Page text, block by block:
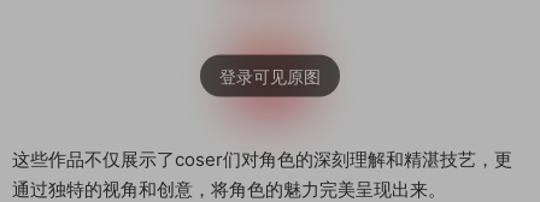
这些作品不仅展示了coser们对角色的深刻理解和精湛技艺，更
通过独特的视角和创意，将角色的魅力完美呈现出来。